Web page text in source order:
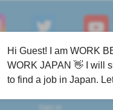
Sign in
Hi Guest! I am WORK
WORK JAPAN 👋 I will
to find a job in Japan.